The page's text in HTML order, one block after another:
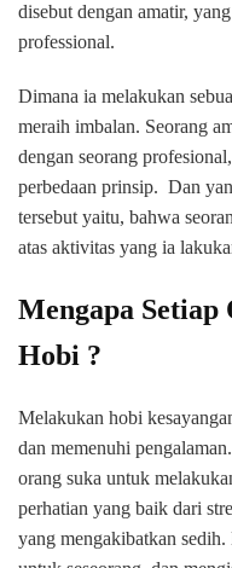
disebut dengan amatir,
professional.
Dimana ia melakukan
meraih imbalan. Seorang
dengan seorang
perbedaan prinsip. Dan
tersebut yaitu, bahwa
atas aktivitas yang ia
Mengapa
Hobi ?
Melakukan hobi
dan memenuhi
orang suka untuk
perhatian yang baik dari
yang mengakibatkan